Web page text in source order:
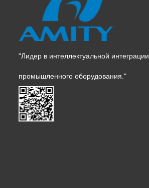
"Лидер в интеллектуальной интеграции
промышленного оборудования."